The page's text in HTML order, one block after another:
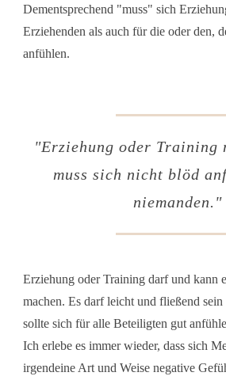
Dementsprechend "muss" sich
Erziehenden als auch für die oder den,
anfühlen.
"Erziehung oder Training
muss sich nicht blöd
niemanden. "
Erziehung oder Training darf und kann
machen. Es darf leicht und fließend sein
sollte sich für alle Beteiligten gut
Ich erlebe es immer wieder, dass sich
irgendeine Art und Weise negative